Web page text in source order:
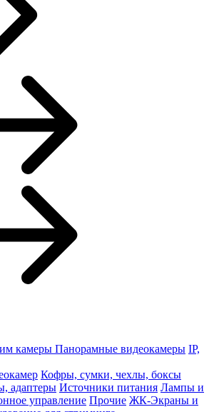
камеры Панорамные видеокамеры IP,
Кофры, сумки, чехлы, боксы
адаптеры Источники питания Лампы и
управление Прочие ЖК-Экраны и